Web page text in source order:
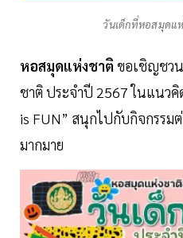
วันเด็กที่หอสมุดแ
หอสมุดแห่งชาติ ขอเชิญชวน
ชาติ ประจำปี 2567 ในแนว
is FUN” สนุกไปกับกิจกรรมต่
มากมาย